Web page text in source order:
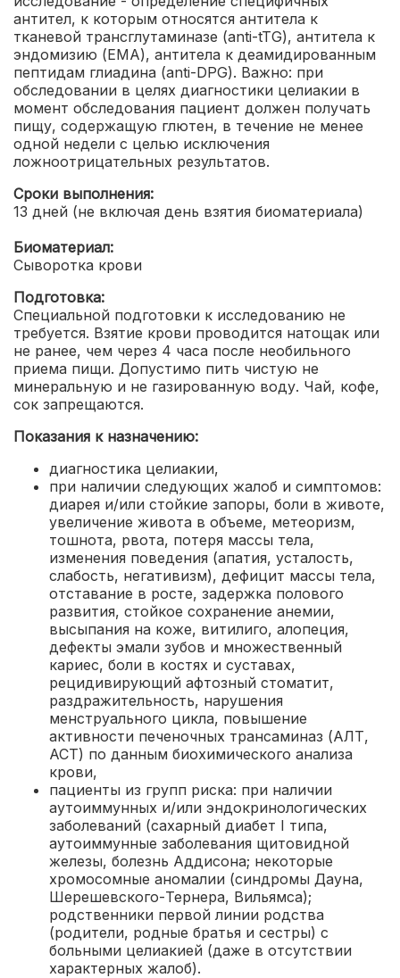
антител, к которым относятся антитела к
тканевой трансглутаминазе (anti-tTG), антитела к
эндомизию (EMA), антитела к деамидированным
пептидам глиадина (anti-DPG). Важно: при
обследовании в целях диагностики целиакии в
момент обследования пациент должен получать
пищу, содержащую глютен, в течение не менее
одной недели с целью исключения
ложноотрицательных результатов.
Сроки выполнения:
13 дней (не включая день взятия биоматериала)
Биоматериал:
Сыворотка крови
Подготовка:
Специальной подготовки к исследованию не
требуется. Взятие крови проводится натощак или
не ранее, чем через 4 часа после необильного
приема пищи. Допустимо пить чистую не
минеральную и не газированную воду. Чай, кофе,
сок запрещаются.
Показания к назначению:
диагностика целиакии,
при наличии следующих жалоб и симптомов:
диарея и/или стойкие запоры, боли в животе,
увеличение живота в объеме, метеоризм,
тошнота, рвота, потеря массы тела,
изменения поведения (апатия, усталость,
слабость, негативизм), дефицит массы тела,
отставание в росте, задержка полового
развития, стойкое сохранение анемии,
высыпания на коже, витилиго, алопеция,
дефекты эмали зубов и множественный
кариес, боли в костях и суставах,
рецидивирующий афтозный стоматит,
раздражительность, нарушения
менструального цикла, повышение
активности печеночных трансаминаз (АЛТ,
АСТ) по данным биохимического анализа
крови,
пациенты из групп риска: при наличии
аутоиммунных и/или эндокринологических
заболеваний (сахарный диабет I типа,
аутоиммунные заболевания щитовидной
железы, болезнь Аддисона; некоторые
хромосомные аномалии (синдромы Дауна,
Шерешевского-Тернера, Вильямса);
родственники первой линии родства
(родители, родные братья и сестры) с
больными целиакией (даже в отсутствии
характерных жалоб).